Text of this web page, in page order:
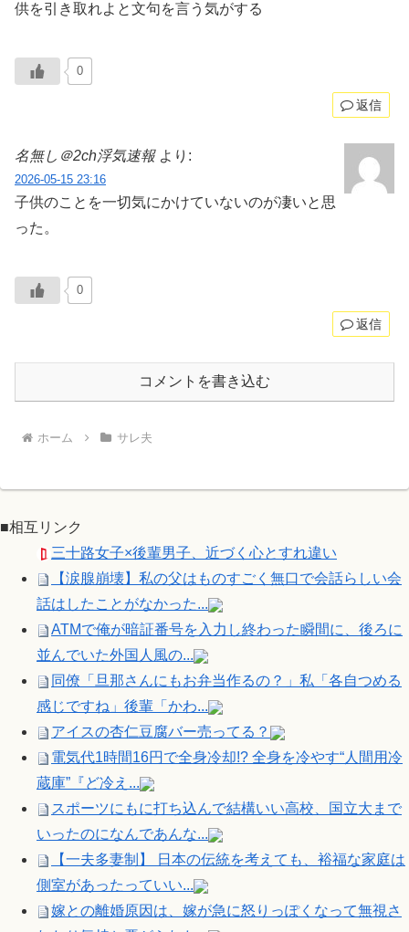
供を引き取れよと文句を言う気がする
0
返信
名無し＠2ch浮気速報 より:
2026-05-15 23:16
子供のことを一切気にかけていないのが凄いと思
った。
0
返信
コメントを書き込む
ホーム サレ夫
■相互リンク
三十路女子×後輩男子、近づく心とすれ違い
【涙腺崩壊】私の父はものすごく無口で会話らしい会
話はしたことがなかった...
ATMで俺が暗証番号を入力し終わった瞬間に、後ろに
並んでいた外国人風の...
同僚「旦那さんにもお弁当作るの？」私「各自つめる
感じですね」後輩「かわ...
アイスの杏仁豆腐バー売ってる？
電気代1時間16円で全身冷却!? 全身を冷やす“人間用冷
蔵庫”『ど冷え...
スポーツにもに打ち込んで結構いい高校、国立大まで
いったのになんであんな...
【一夫多妻制】 日本の伝統を考えても、裕福な家庭は
側室があったっていい...
嫁との離婚原因は、嫁が急に怒りっぽくなって無視さ